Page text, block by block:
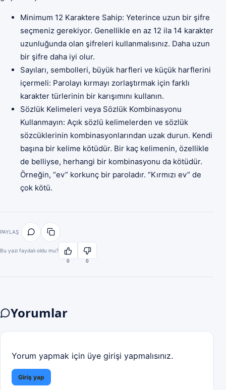
Minimum 12 Karaktere Sahip: Yeterince uzun bir şifre
seçmeniz gerekiyor. Genellikle en az 12 ila 14 karakter
uzunluğunda olan şifreleri kullanmalısınız. Daha uzun
bir şifre daha iyi olur.
Sayıları, sembolleri, büyük harfleri ve küçük harflerini
içermeli: Parolayı kırmayı zorlaştırmak için farklı
karakter türlerinin bir karışımını kullanın.
Sözlük Kelimeleri veya Sözlük Kombinasyonu
Kullanmayın: Açık sözlü kelimelerden ve sözlük
sözcüklerinin kombinasyonlarından uzak durun. Kendi
başına bir kelime kötüdür. Bir kaç kelimenin, özellikle
de belliyse, herhangi bir kombinasyonu da kötüdür.
Örneğin, “ev” korkunç bir paroladır. “Kırmızı ev” de
çok kötü.
PAYLAŞ
Bu yazı faydalı oldu mu?
0 0
Yorumlar
Yorum yapmak için üye girişi yapmalısınız.
Giriş yap